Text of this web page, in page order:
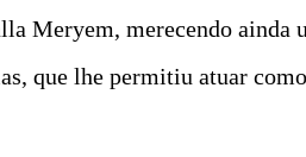
Meryem, merecendo ainda
que lhe permitiu atuar